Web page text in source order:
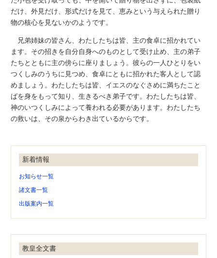
だけ、外見だけ、形式だけを見て、恵みという与えられた贈り
物の核心を見ないかのようです。
兄弟姉妹の皆さん、わたしたちは皆、主の食卓に招かれてい
ます。その招きを自分自身へのものとして受け止め、主の弟子
たちとともに主の傍らに座りましょう。彼らの一人ひとりをい
つくしみのうちに見つめ、食卓にともに招かれた客人として認
めましょう。わたしたちは皆、イエスのなぐさめに満ちたこと
ばを身をもって知り、生きるべき弟子です。わたしたちは皆、
神のいつくしみによって養われる必要があります。わたしたち
の救いは、その泉からわき出ているからです。
新着情報
お知らせ一覧
諸文書一覧
出版案内一覧
教皇全文書